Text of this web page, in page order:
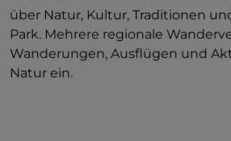
über Natur, Kultur, Traditionen
Park. Mehrere regionale
Wanderungen, Ausflügen und
Natur ein.